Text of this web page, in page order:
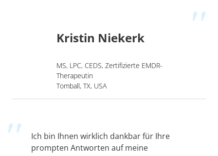
Kristin Niekerk
MS, LPC, CEDS, Zertifizierte EMDR-
Therapeutin
Tomball, TX, USA
Ich bin Ihnen wirklich dankbar für Ihre
prompten Antworten auf meine